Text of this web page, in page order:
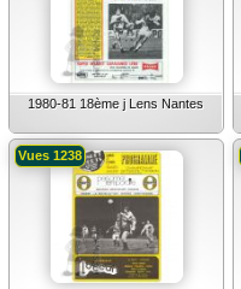
1980-81 18ème j Lens Nantes
Vues 1238